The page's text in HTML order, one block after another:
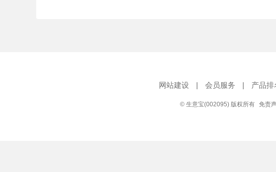
网站建设 | 会员服务 | 产品排
© 生意宝(002095) 版权所有 免责